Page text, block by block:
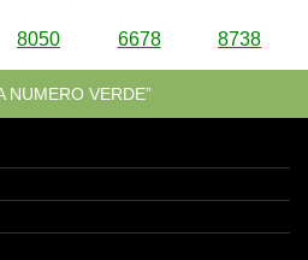
8050 6678 8738
NUMERO VERDE”